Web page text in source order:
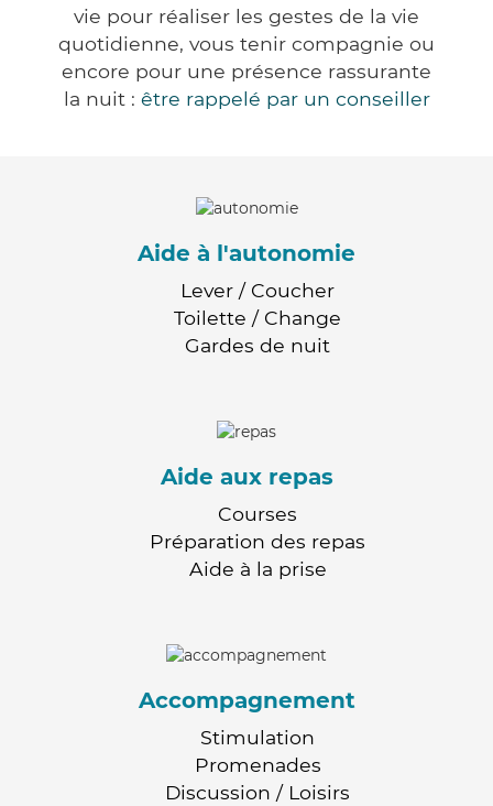
vie pour réaliser les gestes de la vie
quotidienne, vous tenir compagnie ou
encore pour une présence rassurante
la nuit : être rappelé par un conseiller
Aide à l'autonomie
Lever / Coucher
Toilette / Change
Gardes de nuit
Aide aux repas
Courses
Préparation des repas
Aide à la prise
Accompagnement
Stimulation
Promenades
Discussion / Loisirs